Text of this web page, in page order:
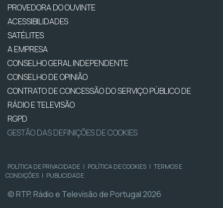
PROVEDORA DO OUVINTE
ACESSIBILIDADES
SATÉLITES
A EMPRESA
CONSELHO GERAL INDEPENDENTE
CONSELHO DE OPINIÃO
CONTRATO DE CONCESSÃO DO SERVIÇO PÚBLICO DE
RÁDIO E TELEVISÃO
RGPD
GESTÃO DAS DEFINIÇÕES DE COOKIES
POLÍTICA DE PRIVACIDADE | POLÍTICA DE COOKIES | TERMOS E
CONDIÇÕES | PUBLICIDADE
© RTP, Rádio e Televisão de Portugal 2026